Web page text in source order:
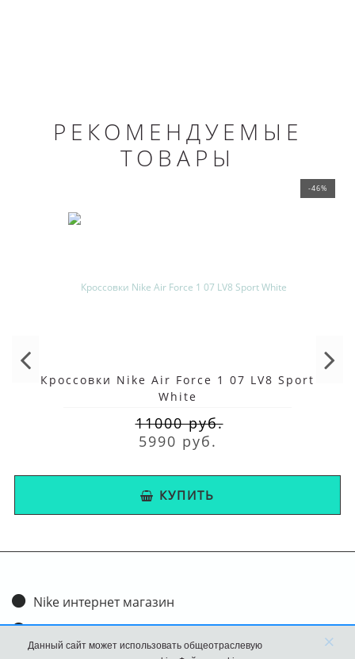
РЕКОМЕНДУЕМЫЕ
ТОВАРЫ
-46%
Кроссовки Nike Air Force 1 07 LV8 Sport
White
11000 руб.
5990 руб.
КУПИТЬ
Nike интернет магазин
Доставка и оплата
Данный сайт может использовать общеотраслевую
×